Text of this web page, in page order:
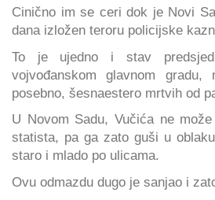
Cinično im se ceri dok je Novi
dana izložen teroru policijske
To je ujedno i stav
vojvođanskom glavnom gradu,
posebno, šesnaestero mrtvih od
U Novom Sadu, Vučića ne
statista, pa ga zato guši u
staro i mlado po ulicama.
Ovu odmazdu dugo je sanjao i